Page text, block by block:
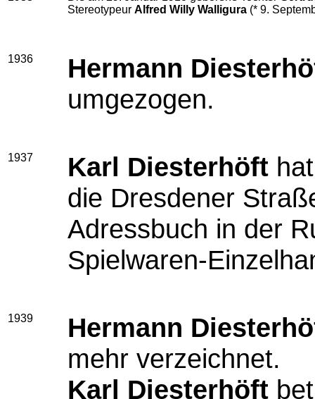
Stereotypeur Alfred Willy Walligura (* 9.
1936
Hermann
umgezogen.
1937 Karl Diesterhöft
die Dresdener
Adressbuch in der
Spielwaren-
1939
Hermann
mehr verzeichnet.
Karl Diesterhöft